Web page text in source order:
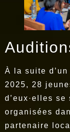
À la suite
2025, 28
d’eux·elles
organisées
partenaire